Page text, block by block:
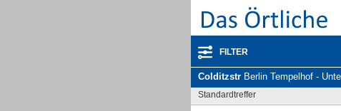
FILTER
Colditzstr Berlin Tempelhof - Unternehmen und
Standardtreffer